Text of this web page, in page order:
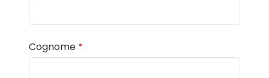
GOBO IN VETRO BOROSILICATO BABBO NATALE
E26,8 IMG23
GOBO IN VETRO BOROSILICATO NATALE E26,8
Cognome *